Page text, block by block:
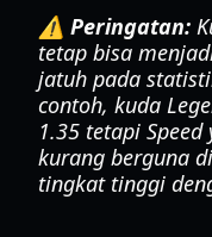
⚠️ Peringatan:
tetap bisa
jatuh pada
contoh, kuda
1.35 tetapi
kurang berguna
tingkat tinggi